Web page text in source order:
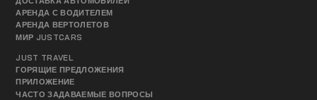
АРЕНДА С ВОДИТЕЛЕМ
АРЕНДА ВЕРТОЛЕТОВ
МИР JUSTCARS
JUST TRAVEL
ГОРЯЩИЕ ПРЕДЛОЖЕНИЯ
ПРИЛОЖЕНИЕ
ЧАСТО ЗАДАВАЕМЫЕ ВОПРОСЫ